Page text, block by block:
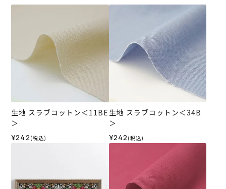
生地 スラブコットン＜11BE
＞
¥242 (税込)
生地 スラブコットン＜34B
＞
¥242 (税込)